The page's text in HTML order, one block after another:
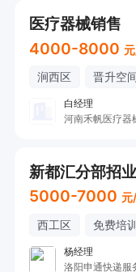
医疗器械销售
4000-8000
涧西区 晋升空
白经理
河南禾帆医疗器
新都汇分部招
5000-7000 元
西工区 免费培
杨经理
洛阳申通快递服